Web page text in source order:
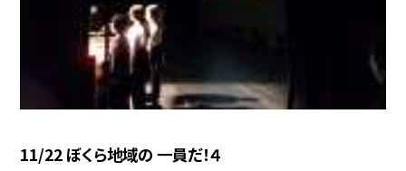
11/22 ぼくら地域の 一員だ！４